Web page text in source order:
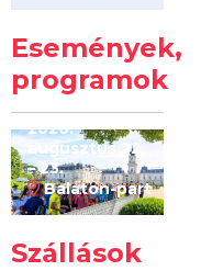
Események,
programok
Kilóméterek
2026
2026.
augusztus 22
– 23.
Balaton-part
Szállások